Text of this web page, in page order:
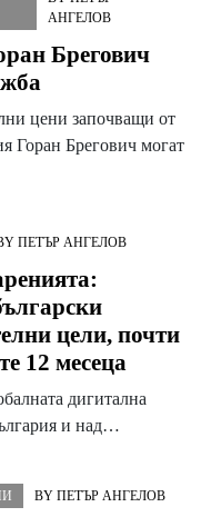
АНГЕЛОВ
Брегович
цени започващи от
Горан Брегович могат
ПЕТЪР АНГЕЛОВ
цели, почти
12 месеца
дигитална
и над…
BY ПЕТЪР АНГЕЛОВ